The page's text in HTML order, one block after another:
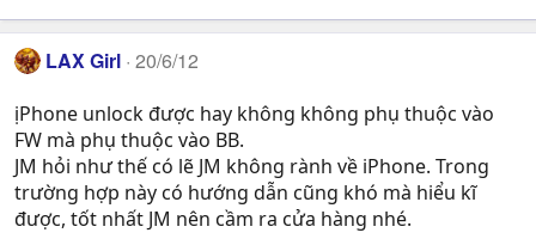
LAX Girl 20/6/12
ịPhone unlock được hay không không phụ thuộc vào
FW mà phụ thuộc vào BB.
JM hỏi như thế có lẽ JM không rành về iPhone. Trong
trường hợp này có hướng dẫn cũng khó mà hiểu kĩ
được, tốt nhất JM nên cầm ra cửa hàng nhé.